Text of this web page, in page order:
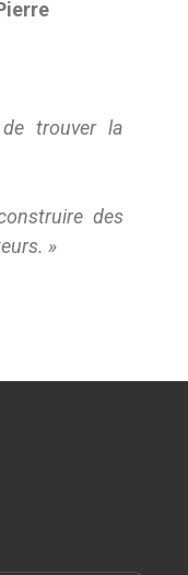
trouver la
des
»